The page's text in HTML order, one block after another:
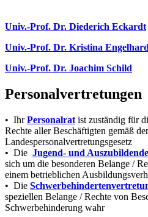
Univ.-Prof. Dr. Diederich Eckardt
Univ.-Prof. Dr. Kristina Engelhard
Univ.-Prof. Dr. Joachim Schild
Personalvertretungen
• IhrPersonalrat ist zuständig für
Rechte aller Beschäftigten gemäß
Landespersonalvertretungsgesetz
• Die Jugend- und
sich um die besonderen Belange /
einem betrieblichen
• Die
speziellen Belange / Rechte von
Schwerbehinderung wahr